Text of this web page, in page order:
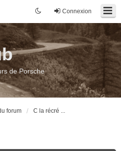
Connexion
de Porsche
forum C la récré ...